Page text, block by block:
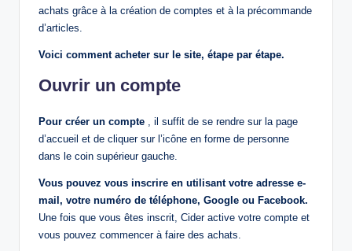
achats grâce à la création de comptes et à la précommande
d’articles.
Voici comment acheter sur le site, étape par étape.
Ouvrir un compte
Pour créer un compte
, il suffit de se rendre sur la page
d’accueil et de cliquer sur l’icône en forme de personne
dans le coin supérieur gauche.
Vous pouvez vous inscrire en utilisant votre adresse e-
mail, votre numéro de téléphone, Google ou Facebook.
Une fois que vous êtes inscrit, Cider active votre compte et
vous pouvez commencer à faire des achats.